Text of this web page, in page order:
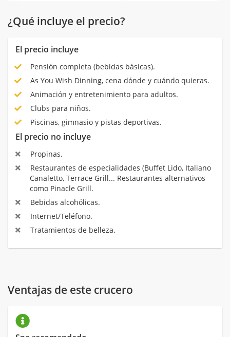
¿Qué incluye el precio?
El precio incluye
Pensión completa (bebidas básicas).
As You Wish Dinning, cena dónde y cuándo quieras.
Animación y entretenimiento para adultos.
Clubs para niños.
Piscinas, gimnasio y pistas deportivas.
El precio no incluye
Propinas.
Restaurantes de especialidades (Buffet Lido, Italiano
Canaletto, Terrace Grill... Restaurantes alternativos
como Pinacle Grill.
Bebidas alcohólicas.
Internet/Teléfono.
Tratamientos de belleza.
Ventajas de este crucero